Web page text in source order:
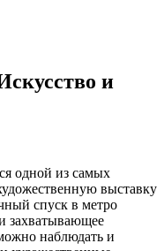
и
одной из самых
выставку
спуск в метро
захватывающее
наблюдать и